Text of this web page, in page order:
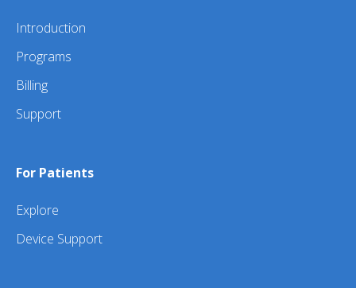
Introduction
Programs
Billing
Support
For Patients
Explore
Device Support